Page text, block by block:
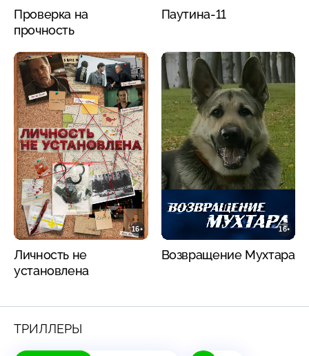
Проверка на
прочность
Паутина-11
16+
Личность не
установлена
16+
Возвращение Мухтара
ТРИЛЛЕРЫ